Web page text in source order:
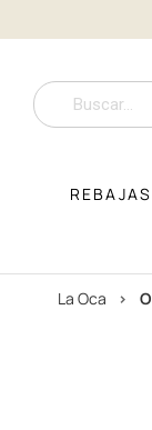
REBAJAS
La Oca